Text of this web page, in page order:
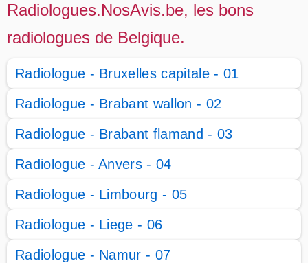
Radiologues.NosAvis.be, les bons
radiologues de Belgique.
Radiologue - Bruxelles capitale - 01
Radiologue - Brabant wallon - 02
Radiologue - Brabant flamand - 03
Radiologue - Anvers - 04
Radiologue - Limbourg - 05
Radiologue - Liege - 06
Radiologue - Namur - 07